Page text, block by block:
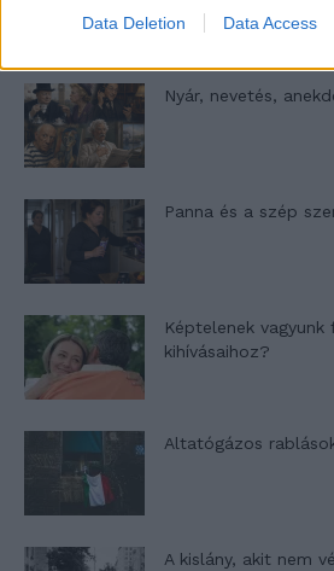
Data Deletion Data Access
Nyár, nevetés,
Panna és a szép
Képtelenek
kihívásaihoz?
Altatógázos
A kislány, akit nem